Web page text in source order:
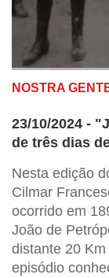
NOSTRA
23/10/2024 -
de três dias
Nesta edição
Cilmar
ocorrido em
João de
distante 20
episódio